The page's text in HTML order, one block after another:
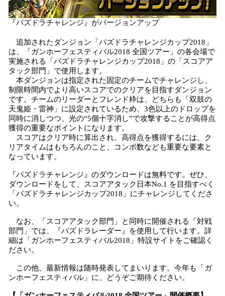
『パズドラチャレンジ』がバージョンアップ
追加されたダンジョン「パズドラチャレンジカップ2018」
は、「ガンホーフェスティバル2018 全国ツアー」の各会場で
実施される「パズドラチャレンジカップ2018」の「スコアア
タック部門」で使用します。
本ダンジョンは指定された固定のチームでチャレンジし、
制限時間内でより高いスコアでのクリアを目指すダンジョン
です。チームのリーダーとフレンド枠は、どちらも「双鼓の
天鬼姫・雷神」に設定されているため、3色以上のドロップを
同時に消しつつ、光の“5個十字消し”で攻撃することが高得点
獲得の重要なポイントになります。
スコアはクリア時に算出され、高得点を獲得するには、ク
リアタイムはもちろんのこと、コンボ数なども重要な要素と
なっています。
『パズドラチャレンジ』のダウンロードは無料です。ぜひ、
ダウンロードをして、スコアアタック日本No.1 を目指すべく
「パズドラチャレンジカップ2018」にチャレンジしてくださ
い。
なお、「スコアアタック部門」と同時に開催される「対戦
部門」では、『パズドラレーダー』を使用して行います。詳
細は「ガンホーフェスティバル2018」特設サイトをご確認く
ださい。
この他、最新情報は随時発表してまいります。今年も「ガ
ンホーフェスティバル」に、どうぞご期待ください。